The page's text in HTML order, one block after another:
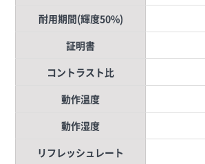
耐用期間(輝度50%)
証明書
コントラスト比
動作温度
動作湿度
リフレッシュレート